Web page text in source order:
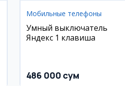
Мобильные телефоны
Умный выключатель
Яндекс 1 клавиша
486 000 сум